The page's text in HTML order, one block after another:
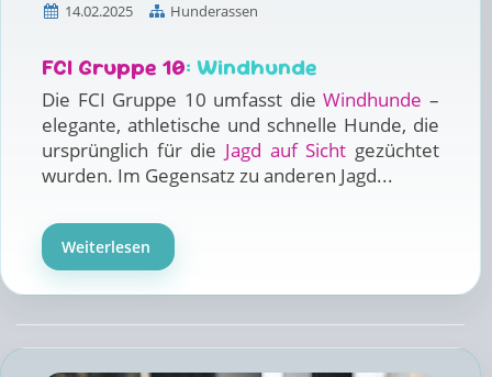
14.02.2025 Hunderassen
FCI Gruppe 10: Windhunde
Die FCI Gruppe 10 umfasst dieWindhunde –
elegante, athletische und schnelle Hunde, die
ursprünglich für die Jagd auf Sicht gezüchtet
wurden. Im Gegensatz zu anderen Jagd...
Weiterlesen